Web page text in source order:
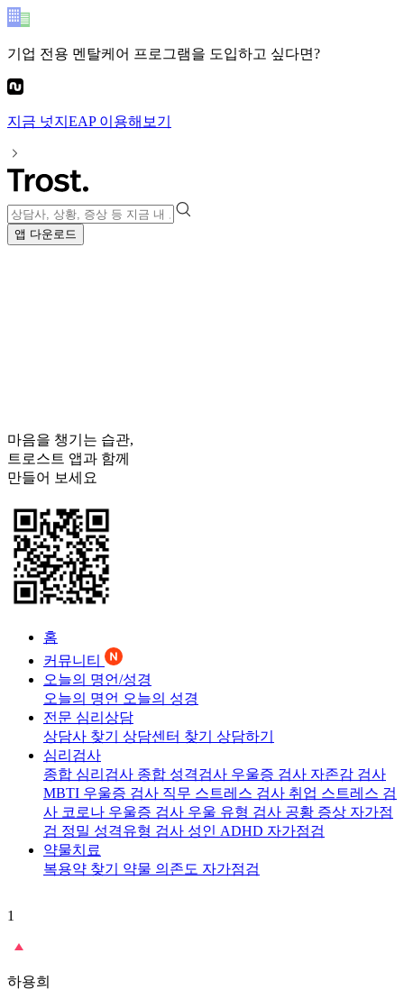
기업 전용 멘탈케어 프로그램을 도입하고 싶다면?
지금 넛지EAP이용해보기
앱 다운로드
마음을 챙기는 습관,
트로스트 앱과 함께
만들어 보세요
홈
커뮤니티
오늘의 명언/성경
오늘의 명언 오늘의 성경
전문 심리상담
상담사 찾기 상담센터 찾기 상담하기
심리검사
종합 심리검사 종합 성격검사 우울증 검사 자존감 검사
MBTI 우울증 검사 직무 스트레스 검사 취업 스트레스 검
사 코로나 우울증 검사 우울 유형 검사 공황 증상 자가점
검 정밀 성격유형 검사 성인 ADHD 자가점검
약물치료
복용약 찾기 약물 의존도 자가점검
1
하용희